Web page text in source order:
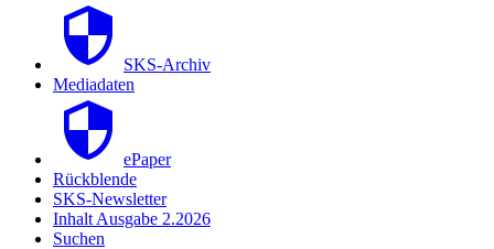
SKS-Archiv
Mediadaten
ePaper
Rückblende
SKS-Newsletter
Inhalt Ausgabe 2.2026
Suchen